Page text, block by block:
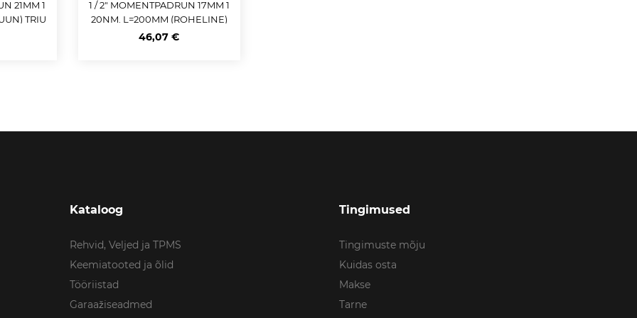
21MM 1
TRIU
1 / 2" MOMENTPADRUN 17MM 1
20NM. L=200MM (ROHELINE)
TRIUMF
46,07 €
Kataloog
Rehvid, Veljed ja TPMS
Keemiatooted ja õlid
Tööriistad
Garaažiseadmed
Tingimused
Tingimuste mõju
Kuidas osta
Makse
Tarne